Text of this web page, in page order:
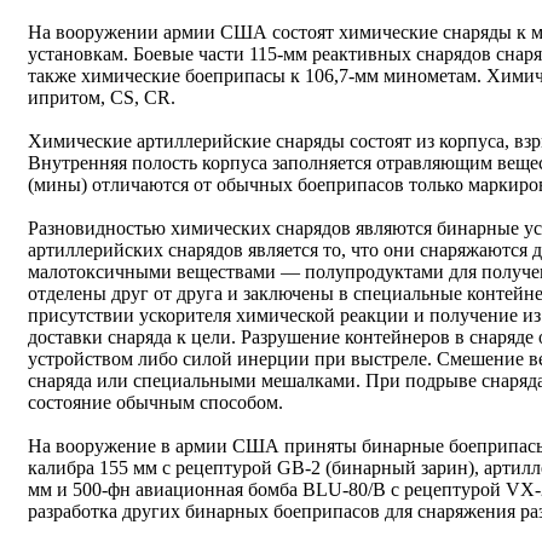
На вооружении армии США состоят химические снаряды к
установкам. Боевые части 115-мм реактивных снарядов
также химические боеприпасы к 106,7-мм минометам.
ипритом, СS, СR.
Химические артиллерийские снаряды состоят из корпуса,
Внутренняя полость корпуса заполняется отравляющим
(мины) отличаются от обычных боеприпасов только
Разновидностью химических снарядов являются бинарные
артиллерийских снарядов является то, что они
малотоксичными веществами — полупродуктами для
отделены друг от друга и заключены в специальные
присутствии ускорителя химической реакции и получение
доставки снаряда к цели. Разрушение контейнеров в
устройством либо силой инерции при выстреле. Смешение
снаряда или специальными мешалками. При подрыве
состояние обычным способом.
На вооружение в армии США приняты бинарные
калибра 155 мм с рецептурой GВ-2 (бинарный зарин),
мм и 500-фн авиационная бомба ВLU-80/В с рецептурой
разработка других бинарных боеприпасов для снаряжения